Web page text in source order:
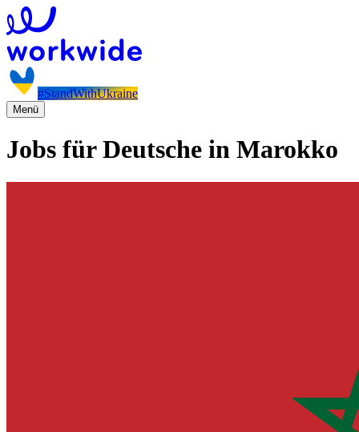
#StandWithUkraine
Menü
Jobs für Deutsche in Marokko